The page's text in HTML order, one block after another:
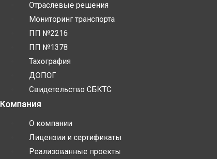
Отраслевые решения
Мониторинг транспорта
ПП №2216
ПП №1378
Тахография
ДОПОГ
Свидетельство СБКТС
Компания
О компании
Лицензии и сертификаты
Реализованные проекты